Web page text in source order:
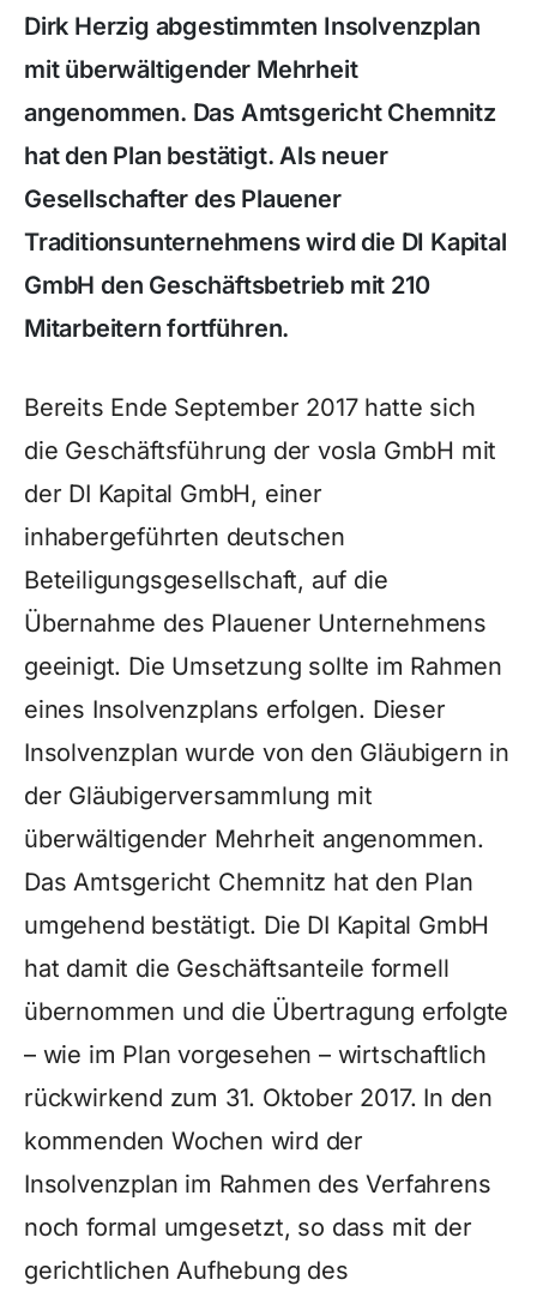
Dirk Herzig abgestimmten Insolvenzplan
mit überwältigender Mehrheit
angenommen. Das Amtsgericht Chemnitz
hat den Plan bestätigt. Als neuer
Gesellschafter des Plauener
Traditionsunternehmens wird die DI Kapital
GmbH den Geschäftsbetrieb mit 210
Mitarbeitern fortführen.
Bereits Ende September 2017 hatte sich
die Geschäftsführung der vosla GmbH mit
der DI Kapital GmbH, einer
inhabergeführten deutschen
Beteiligungsgesellschaft, auf die
Übernahme des Plauener Unternehmens
geeinigt. Die Umsetzung sollte im Rahmen
eines Insolvenzplans erfolgen. Dieser
Insolvenzplan wurde von den Gläubigern in
der Gläubigerversammlung mit
überwältigender Mehrheit angenommen.
Das Amtsgericht Chemnitz hat den Plan
umgehend bestätigt. Die DI Kapital GmbH
hat damit die Geschäftsanteile formell
übernommen und die Übertragung erfolgte
– wie im Plan vorgesehen – wirtschaftlich
rückwirkend zum 31. Oktober 2017. In den
kommenden Wochen wird der
Insolvenzplan im Rahmen des Verfahrens
noch formal umgesetzt, so dass mit der
gerichtlichen Aufhebung des